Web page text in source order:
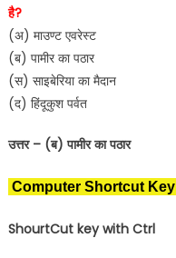
है?
(अ) माउण्ट एवरेस्ट
(ब) पामीर का पठार
(स) साइबेरिया का मैदान
(द) हिंदूकुश पर्वत
उत्तर – (ब) पामीर का पठार
Computer Shortcut Key
ShourtCut key with Ctrl